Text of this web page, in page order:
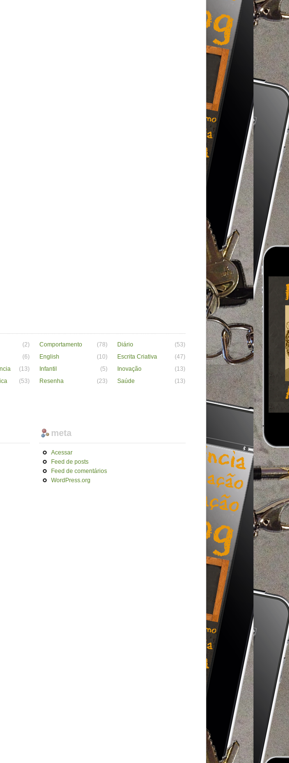
(2) Comportamento (78) Diário
(53)
(6) English (10) Escrita Criativa
(47)
(13) Infantil (5) Inovação
(13)
(53) Resenha (23) Saúde
(13)
meta
Acessar
Feed de posts
Feed de comentários
WordPress.org